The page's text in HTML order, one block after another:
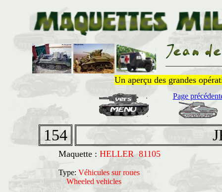
Un aperçu des grandes
Page
154
Maquette : HELLER 81105
Type: Véhicules sur roues
Wheeled vehicles